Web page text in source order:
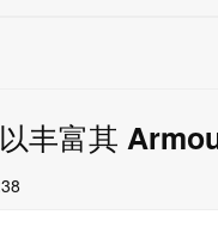
丰富其